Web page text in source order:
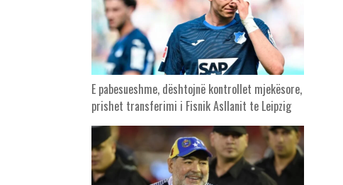
E pabesueshme, dështojnë kontrollet mjekësore,
prishet transferimi i Fisnik Asllanit te Leipzig